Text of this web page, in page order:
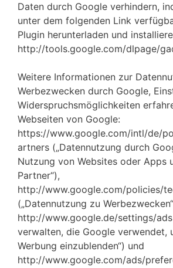
Daten durch Google verhindern,
unter dem folgenden Link
Plugin herunterladen und
http://tools.google.com/dlpage/
Weitere Informationen zur
Werbezwecken durch Google,
Widerspruchsmöglichkeiten
Webseiten von Google:
https://www.google.com/intl/de/
artners („Datennutzung durch
Nutzung von Websites oder Apps
Partner“),
http://www.google.com/policies/
(„Datennutzung zu
http://www.google.de/settings/
verwalten, die Google verwendet,
Werbung einzublenden“) und
http://www.google.com/ads/